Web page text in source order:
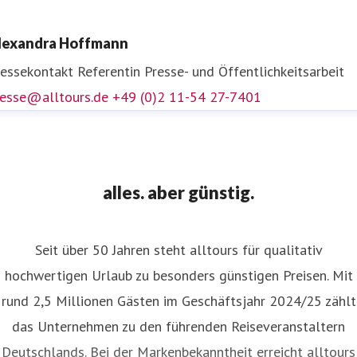
presse@alltours.de
Hoffmann
Referentin Presse- und Öffentlichkeitsarbeit
+49 (0)2 11-54 27-7401
alles. aber günstig.
Seit über 50 Jahren steht alltours für qualitativ
hochwertigen Urlaub zu besonders günstigen Preisen. Mit
rund 2,5 Millionen Gästen im Geschäftsjahr 2024/25 zählt
das Unternehmen zu den führenden Reiseveranstaltern
Deutschlands. Bei der Markenbekanntheit erreicht alltours